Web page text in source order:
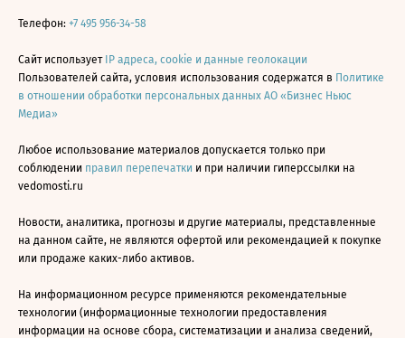
Телефон: +7 495 956-34-58
Сайт использует IP адреса, cookie и данные геолокации
Пользователей сайта, условия использования содержатся в Политике
в отношении обработки персональных данных АО «Бизнес Ньюс
Медиа»
Любое использование материалов допускается только при
соблюдении правил перепечатки и при наличии гиперссылки на
vedomosti.ru
Новости, аналитика, прогнозы и другие материалы, представленные
на данном сайте, не являются офертой или рекомендацией к покупке
или продаже каких-либо активов.
На информационном ресурсе применяются рекомендательные
технологии (информационные технологии предоставления
информации на основе сбора, систематизации и анализа сведений,